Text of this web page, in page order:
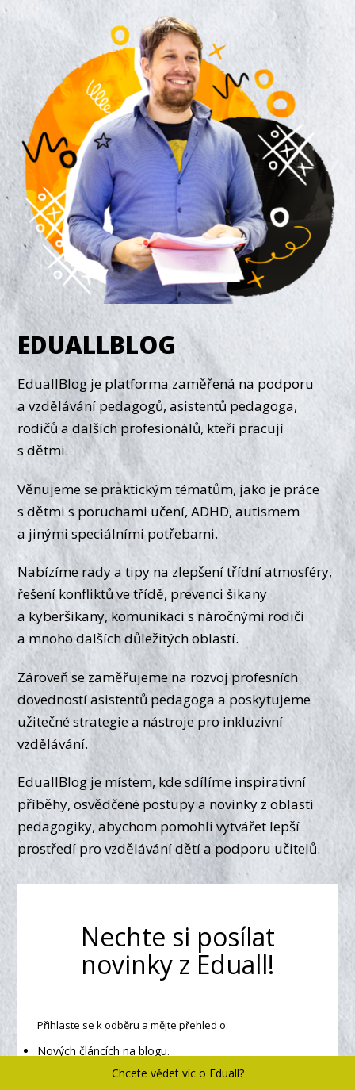
EDUALLBLOG
EduallBlog je platforma zaměřená na podporu
a vzdělávání pedagogů, asistentů pedagoga,
rodičů a dalších profesionálů, kteří pracují
s dětmi.
Věnujeme se praktickým tématům, jako je práce
s dětmi s poruchami učení, ADHD, autismem
a jinými speciálními potřebami.
Nabízíme rady a tipy na zlepšení třídní atmosféry,
řešení konfliktů ve třídě, prevenci šikany
a kyberšikany, komunikaci s náročnými rodiči
a mnoho dalších důležitých oblastí.
Zároveň se zaměřujeme na rozvoj profesních
dovedností asistentů pedagoga a poskytujeme
užitečné strategie a nástroje pro inkluzivní
vzdělávání.
EduallBlog je místem, kde sdílíme inspirativní
příběhy, osvědčené postupy a novinky z oblasti
pedagogiky, abychom pomohli vytvářet lepší
prostředí pro vzdělávání dětí a podporu učitelů.
Nechte si posílat
novinky z Eduall!
Přihlaste se k odběru a mějte přehled o:
Nových článcích na blogu.
Tipy a inspiraci pro vaši práci.
Chcete vědet víc o Eduall?